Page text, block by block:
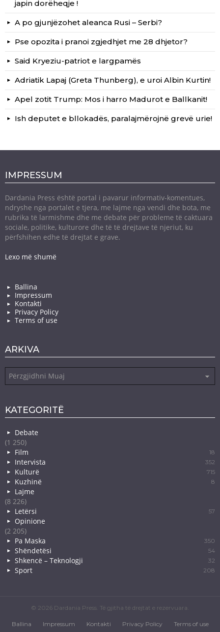
japin dorëheqje !
A po gjunjëzohet aleanca Rusi – Serbi?
Pse opozita i pranoi zgjedhjet me 28 dhjetor?
Said Kryeziu-patriot e largpamës
Adriatik Lapaj (Greta Thunberg), e uroi Albin Kurtin!
Apel zotit Trump: Mos i harro Madurot e Ballkanit!
Ish deputet e bllokadës, paralajmërojnë grevë urie!
IMPRESSUM
Dardania Press është portal i pavarur informativ-komentues,
ndryshe nga portalet e tjera, me lajme nga vendi dhe bota, me
rubrika të larmishme dhe me debate për probleme të caktuara
sociale, politike, kulturore dhe të të drejtave të njeriut, ku
përfshihen edhe të drejtat e grave.
Lexo më shumë
Ballina
Impressum
Kontakti
Privacy Policy
Terms of use
ARKIVA
KATEGORITË
Debate
(1 250)
Film
18
Intervista 352
Kulturë 715
Kuzhinë 8
Lajme
(8 226)
Letërsi
57
Opinione
(2 205)
Pa Maska
350
Shëndetësi 54
Shkencë – Teknologji 32
Sport 208
© 2026 Dardania Press. Të gjitha të drejtat e rezervuara.
Ballina Impressum Kontakti Privacy Policy Terms of use